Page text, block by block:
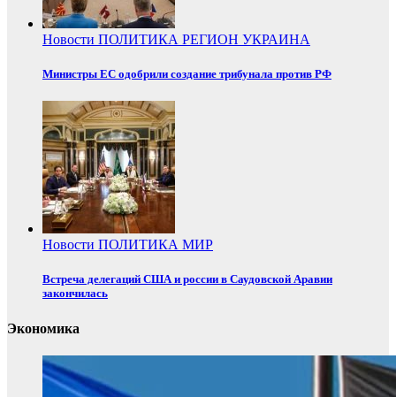
Новости ПОЛИТИКА РЕГИОН УКРАИНА
Министры ЕС одобрили создание трибунала против РФ
Новости ПОЛИТИКА МИР
Встреча делегаций США и россии в Саудовской Аравии
закончилась
Экономика